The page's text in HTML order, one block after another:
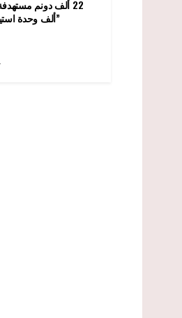
ألف وحدة استيطانية”